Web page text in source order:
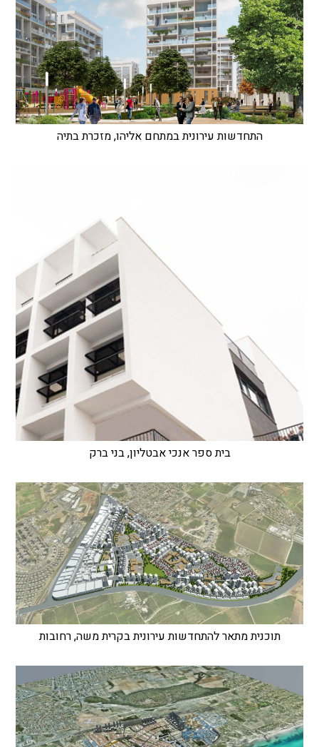
התחדשות עירונית במתחם אליהו, מזכרת בתיה
בית ספר אנכי אבטליון, בני ברק
תוכנית מתאר להתחדשות עירונית בקרית משה, רחובות